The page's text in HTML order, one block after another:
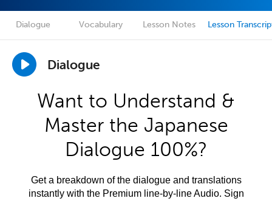
Dialogue Vocabulary Lesson Notes Lesson
Dialogue
Want to Understand &
Master the Japanese
Dialogue 100%?
Get a breakdown of the dialogue and translations
instantly with the Premium line-by-line Audio. Sign